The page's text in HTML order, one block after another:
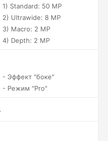
1) Standard: 50 MP
2) Ultrawide: 8 MP
3) Macro: 2 MP
4) Depth: 2 MP
- Эффект "боке"
- Режим "Pro"